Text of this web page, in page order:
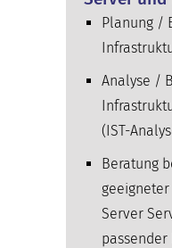
Planung /
Analyse /
(IST-
Beratung
Server
passender